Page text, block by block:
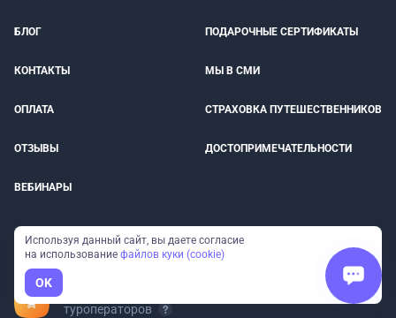
БЛОГ ПОДАРОЧНЫЕ СЕРТИФИКАТЫ
КОНТАКТЫ МЫ В СМИ
ОПЛАТА СТРАХОВКА ПУТЕШЕСТВЕННИКОВ
ОТЗЫВЫ ДОСТОПРИМЕЧАТЕЛЬНОСТИ
ВЕБИНАРЫ
Туры от прямых организаторов
без наценок
туроператоров
Используя данный сайт, вы даете согласие
на использование файлов куки (cookie)
OK